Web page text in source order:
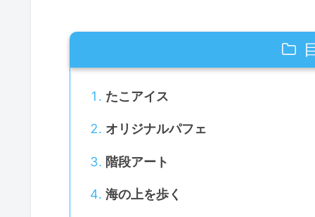
たこアイス
オリジナルパフェ
階段アート
海の上を歩く